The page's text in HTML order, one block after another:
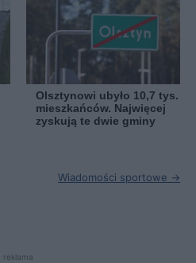
Olsztynowi ubyło 10,7 tys.
mieszkańców. Najwięcej
zyskują te dwie gminy
Wiadomości sportowe →
reklama